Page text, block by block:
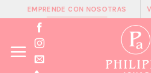
content
EMPRENDE CON NOSOTRAS